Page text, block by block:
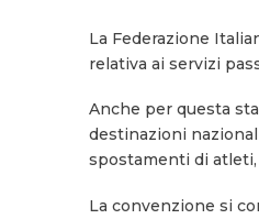
La Federazione
relativa ai servizi
Anche per questa
destinazioni
spostamenti di
La convenzione si